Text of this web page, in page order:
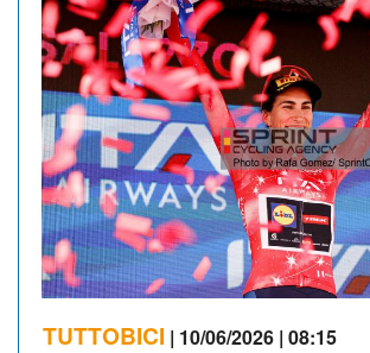
NEWSLETTER
TUTTOBICI | 10/06/2026 | 08:15